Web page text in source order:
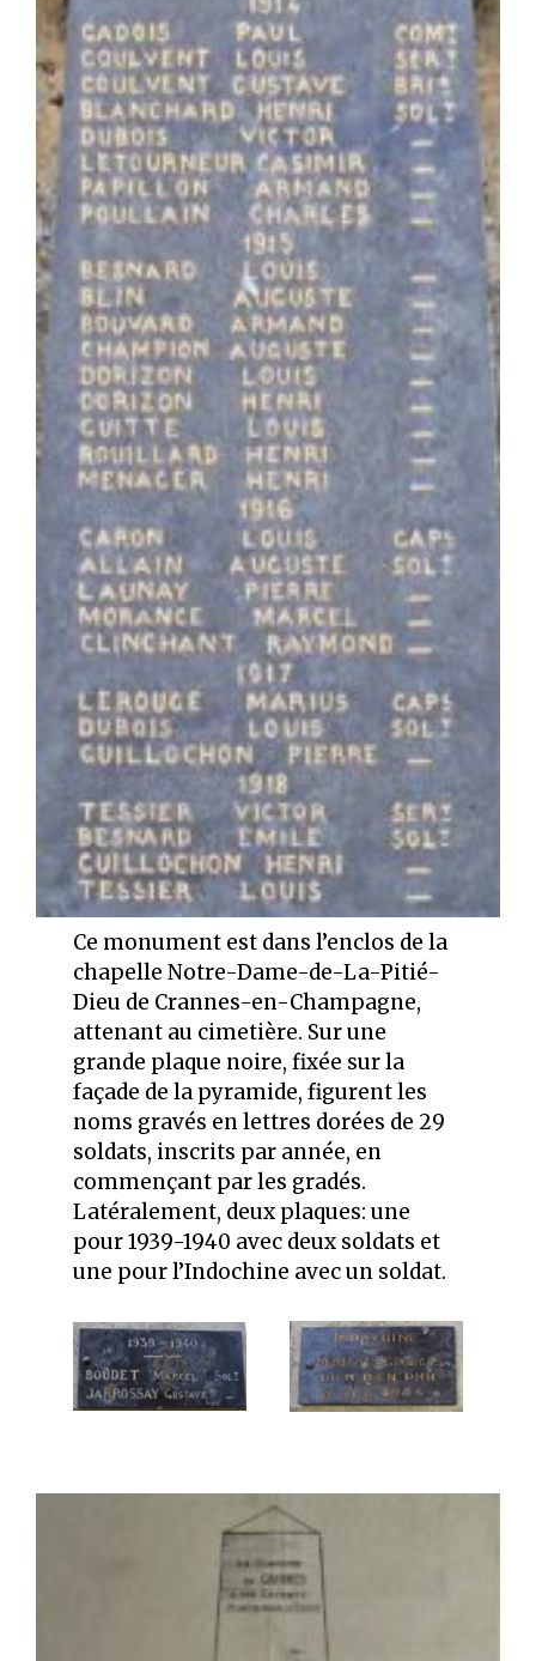
Ce monument est dans l’enclos de la
chapelle Notre-Dame-de-La-Pitié-
Dieu de Crannes-en-Champagne,
attenant au cimetière. Sur une
grande plaque noire, fixée sur la
façade de la pyramide, figurent les
noms gravés en lettres dorées de 29
soldats, inscrits par année, en
commençant par les gradés.
Latéralement, deux plaques: une
pour 1939-1940 avec deux soldats et
une pour l’Indochine avec un soldat.